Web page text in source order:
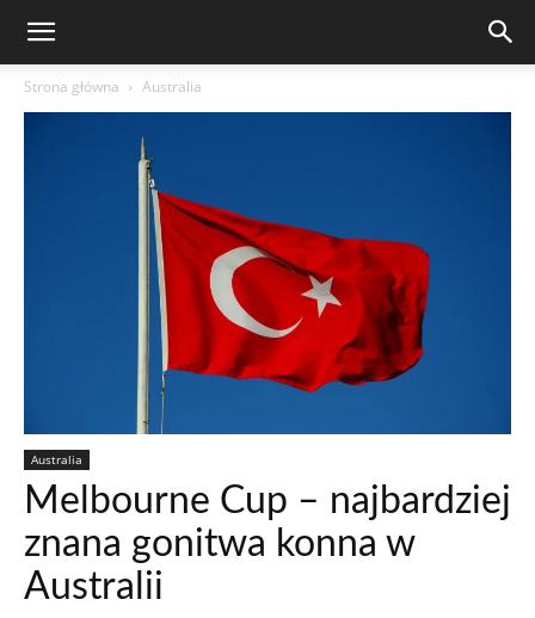
Strona główna Australia
Australia
Melbourne Cup – najbardziej
znana gonitwa konna w
Australii